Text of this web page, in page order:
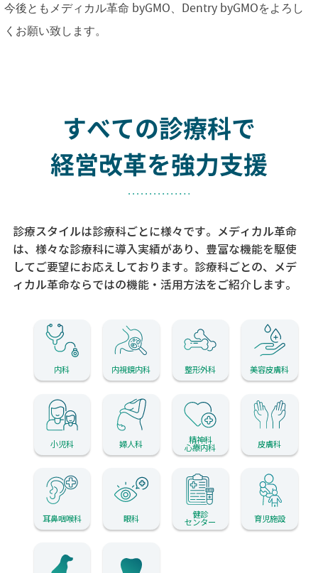
今後ともメディカル革命 byGMO、Dentry byGMOをよろし
くお願い致します。
すべての診療科で
経営改革を強力支援
診療スタイルは診療科ごとに様々です。メディカル革命
は、様々な診療科に導入実績があり、 豊富な機能を駆使
してご要望にお応えしております。 診療科ごとの、メデ
ィカル革命ならではの機能・活用方法をご紹介します。
内科 内視鏡内科 整形外科 美容皮膚科
小児科 婦人科 精神科
心療内科 皮膚科
耳鼻咽喉科 眼科 健診
センター 育児施設